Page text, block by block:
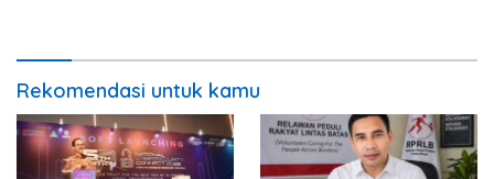
Rekomendasi untuk kamu